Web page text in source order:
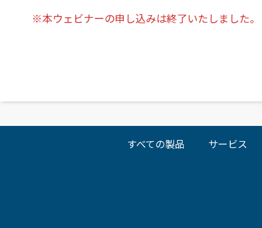
※本ウェビナーの申し込みは終了いたしました。
すべての製品 サービス